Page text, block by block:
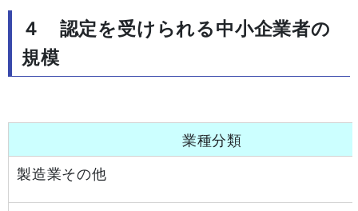
４ 認定を受けられる中小企業者の
規模
業種分類
製造業その他